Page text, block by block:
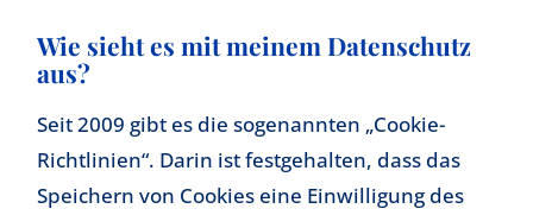
Wie sieht es mit meinem Datenschutz
aus?
Seit 2009 gibt es die sogenannten „Cookie-
Richtlinien“. Darin ist festgehalten, dass das
Speichern von Cookies eine Einwilligung des